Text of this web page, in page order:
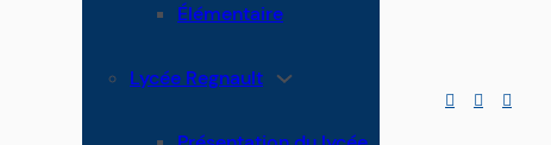
Élémentaire
Lycée Regnault